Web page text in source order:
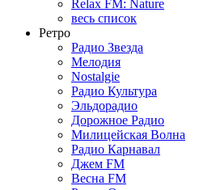
Relax FM: Nature
весь список
Ретро
Радио Звезда
Мелодия
Nostalgie
Радио Культура
Эльдорадио
Дорожное Радио
Милицейская Волна
Радио Карнавал
Джем FM
Весна FM